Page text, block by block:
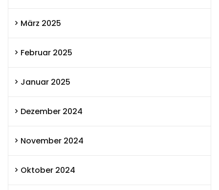
März 2025
Februar 2025
Januar 2025
Dezember 2024
November 2024
Oktober 2024